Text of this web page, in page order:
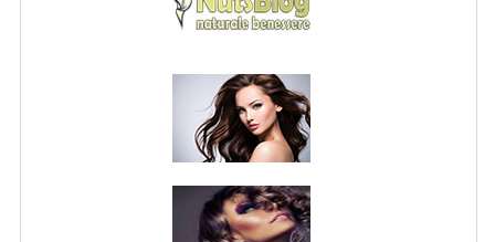
NORMATIVA PRIVACY
CONDIZIONI DI VENDITA
MAPPA DEL SITO
BUONI SCONTO